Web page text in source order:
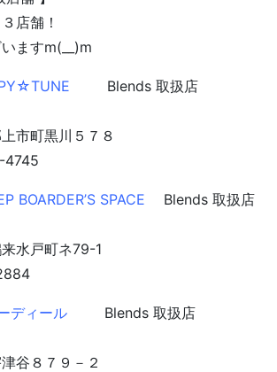
店舗！
ますm(__)m
Blends 取扱店
市町黒川５７８
4745
BOARDER’S SPACE
Blends 取扱店
水戸町ネ79-1
ディール
Blends 取扱店
谷８７９－２